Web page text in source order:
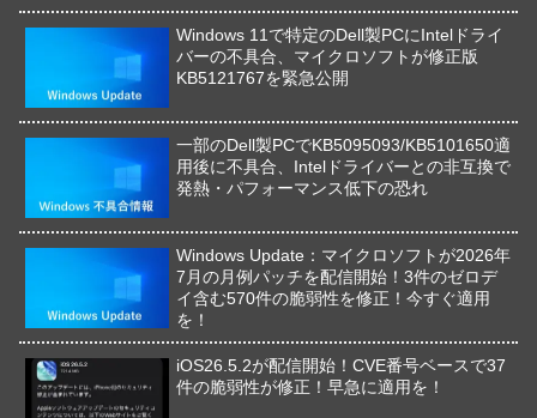
Windows 11で特定のDell製PCにIntelドライ
バーの不具合、マイクロソフトが修正版
KB5121767を緊急公開
一部のDell製PCでKB5095093/KB5101650適
用後に不具合、Intelドライバーとの非互換で
発熱・パフォーマンス低下の恐れ
Windows Update：マイクロソフトが2026年
7月の月例パッチを配信開始！3件のゼロデ
イ含む570件の脆弱性を修正！今すぐ適用
を！
iOS26.5.2が配信開始！CVE番号ベースで37
件の脆弱性が修正！早急に適用を！